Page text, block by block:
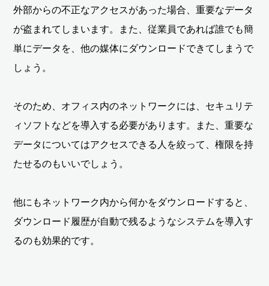
外部からの不正なアクセスがあった場合、重要なデータ
が盗まれてしまいます。また、従業員であれば誰でも簡
単にデータを、他の媒体にダウンロードできてしまうで
しょう。
そのため、オフィス内のネットワークには、セキュリテ
ィソフトなどを導入する必要があります。また、重要な
データについてはアクセスできる人を絞って、権限を持
たせるのもいいでしょう。
他にもネットワーク内から何かをダウンロードすると、
ダウンロード履歴が自動で残るようなシステムを導入す
るのも効果的です。